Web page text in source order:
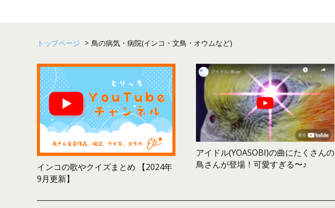
トップページ > 鳥の病気・病院(インコ・文鳥・オウムなど)
インコの歌やクイズまとめ 【2024年
9月更新】
アイドル(YOASOBI)の曲にたくさんの
鳥さんが登場！可愛すぎる〜♪